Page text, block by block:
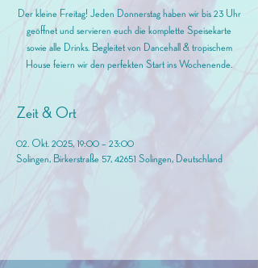
Der kleine Freitag! Jeden Donnerstag haben wir bis 23 Uhr
geöffnet und servieren euch die komplette Speisekarte
sowie alle Drinks. Begleitet von Dancehall & tropischem
House feiern wir den perfekten Start ins Wochenende.
Zeit & Ort
02. Okt. 2025, 19:00 – 23:00
Solingen, Birkerstraße 57, 42651 Solingen, Deutschland